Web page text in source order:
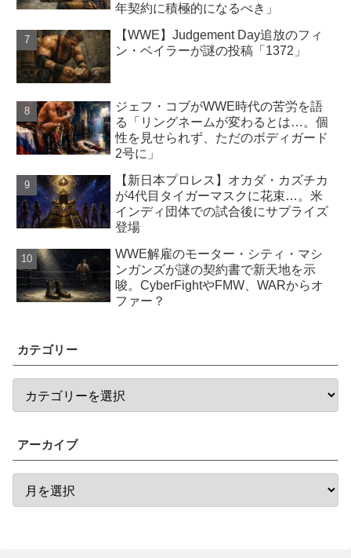
年契約に積極的になるべき」
【WWE】Judgement Day追放のフィ
ン・ベイラーが謎の投稿「1372」
ジェフ・コブがWWE時代の苦労を語
る「リングネームが変わるとは…。個
性を見せられず、ただのボディガード
2号に」
【新日本プロレス】オカダ・カズチカ
が4代目タイガーマスクに花束…。米
インディ団体での試合後にサプライズ
登場
WWE解雇のモーター・シティ・マシ
ンガンズが謎の契約書で新天地を示
唆。CyberFightやFMW、WARからオ
ファー？
カテゴリー
アーカイブ